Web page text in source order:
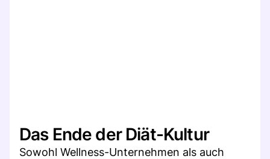
Das Ende der Diät-Kultur
Sowohl Wellness-Unternehmen als auch